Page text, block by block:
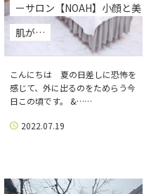
ーサロン【NOAH】小顔と美
肌が…
こんにちは 夏の日差しに恐怖を
感じて、外に出るのをためらう今
日この頃です。 &……
2022.07.19